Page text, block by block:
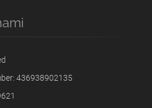
436938902135